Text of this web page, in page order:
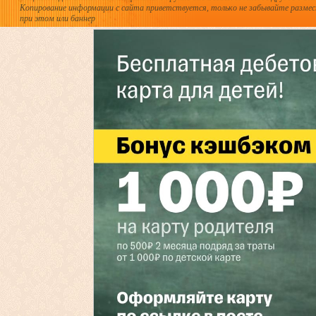
Копирование информации с сайта приветствуется, только не забывайте
при этом или баннер